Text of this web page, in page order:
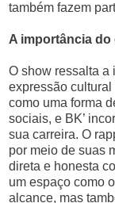
também fazem
A importância
O show ressalta a
expressão cultural
como uma forma
sociais, e BK’
sua carreira. O
por meio de suas
direta e honesta
um espaço como
alcance, mas